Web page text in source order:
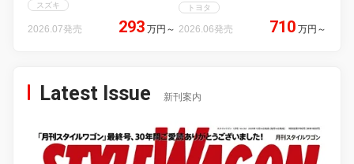
スズキ
2026.07発売 293 万円 ～
トヨタ
2026.06発売 710 万円 ～
Latest Issue 新刊案内